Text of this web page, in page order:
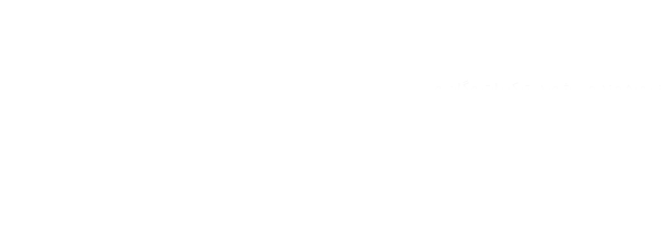
مژه هایتان را نیز تقویت کند،